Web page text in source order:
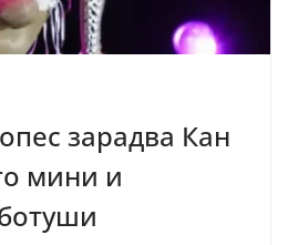
зарадва Кан
мини и